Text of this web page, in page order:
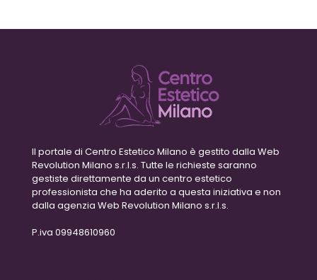
Il portale di Centro Estetico Milano è gestito dalla Web
Revolution Milano s.r.l.s. Tutte le richieste saranno
gestiste direttamente da un centro estetico
professionista che ha aderito a questa iniziativa e non
dalla agenzia Web Revolution Milano s.r.l.s.
P.iva 09948610960